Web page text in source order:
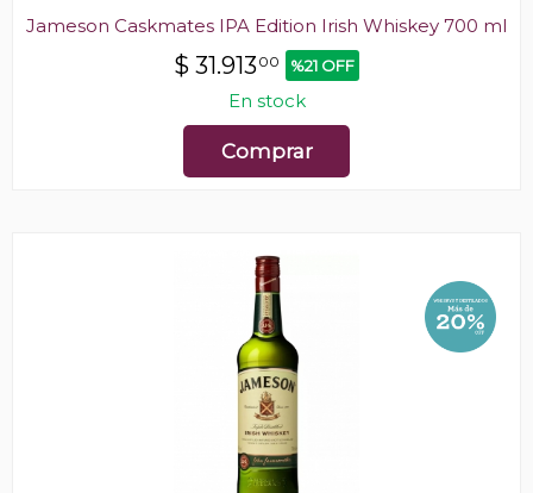
Jameson Caskmates IPA Edition Irish Whiskey 700 ml
$ 31.913 00 %21 OFF
En stock
Comprar